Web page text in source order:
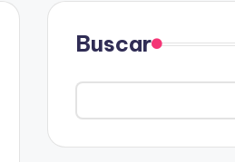
Buscar